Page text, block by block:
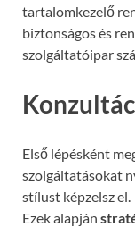
tartalomkezelő
biztonságos és
szolgáltatóipar
Első lépésként
szolgáltatásokat
stílust képzelsz el.
Ezek alapján